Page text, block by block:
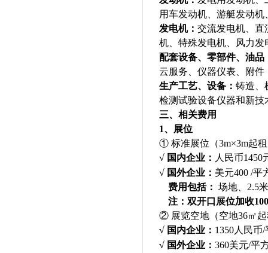
用车发动机、游艇发动
发电机： 交流发电机、直
机、特殊发电机、风力
配套设备、零部件、油品
云服务、仪器仪表、附
生产工艺、设备： 铸造、
检测试验设备仪器和新
三、 相关费用
1、展位
① 标准展位（3m×3m起
√ 国内企业： 人民币1450
√国外企业： 美元400/平
费用包括： 场地、2.5
注：双开口展位加收
② 展览空地（空地36㎡
√ 国内企业： 1350人民币/
√国外企业： 360美元/平